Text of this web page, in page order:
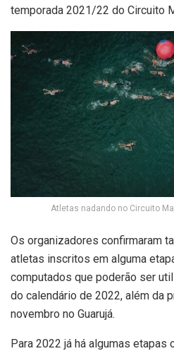
temporada 2021/22 do Circuito
Atletas nadando no Circuito
Os organizadores confirmaram
atletas inscritos em alguma
computados que poderão ser
do calendário de 2022, além da
novembro no Guarujá.
Para 2022 já há algumas etapas